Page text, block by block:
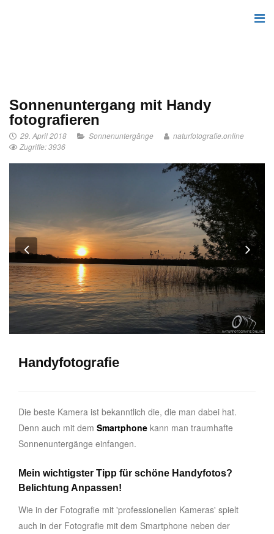
Sonnenuntergang mit Handy
fotografieren
29. April 2018 Sonnenuntergänge
naturfotografie.online
Zugriffe: 3936
Previous
Handyfotografie
Die beste Kamera ist bekanntlich die, die man dabei hat.
Denn auch mit dem Smartphone kann man traumhafte
Sonnenuntergänge einfangen.
Mein wichtigster Tipp für schöne Handyfotos?
Belichtung Anpassen!
Wie in der Fotografie mit 'professionellen Kameras' spielt
auch in der Fotografie mit dem Smartphone neben der